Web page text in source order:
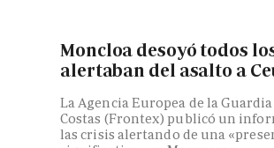
Moncloa desoyó todos
alertaban del asalto a
La Agencia Europea de la
Costas (Frontex) publicó un
las crisis alertando de una